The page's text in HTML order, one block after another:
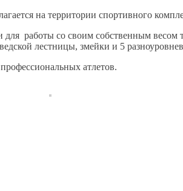
на территории спортивного
работы со своим собственным весом
лестницы, змейки и 5
атлетов.